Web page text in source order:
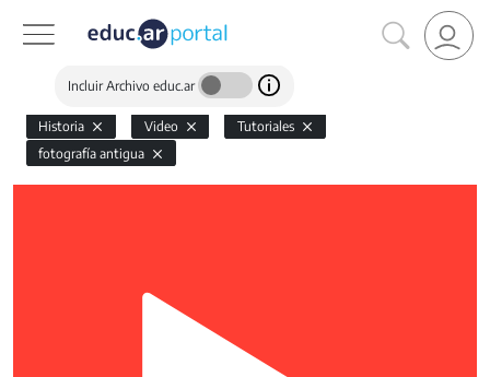
Incluir Archivo educ.ar
Historia Video
Tutoriales
fotografía antigua